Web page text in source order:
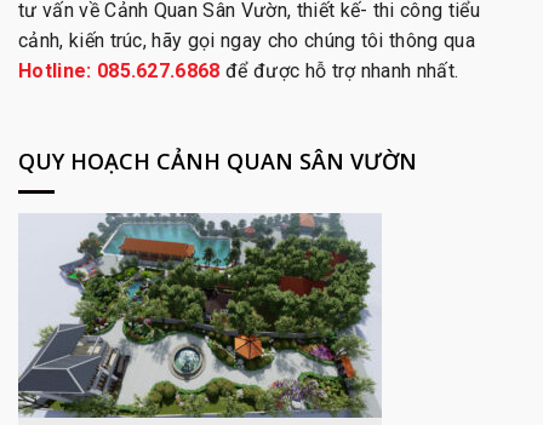
tư vấn về Cảnh Quan Sân Vườn, thiết kế- thi công tiểu
cảnh, kiến trúc, hãy gọi ngay cho chúng tôi thông qua
Hotline: 085.627.6868 để được hỗ trợ nhanh nhất.
QUY HOẠCH CẢNH QUAN SÂN VƯỜN